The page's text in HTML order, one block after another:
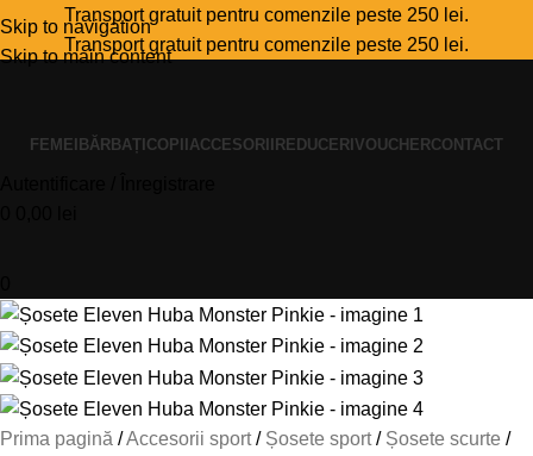
Skip to navigation
Skip to main content
Transport gratuit pentru comenzile peste 250 lei.
Transport gratuit pentru comenzile peste 250 lei.
FEMEI BĂRBAȚI COPII ACCESORII REDUCERI VOUCHERCONTACT
Prima pagină Accesorii sport Șosete sport
Șosete scurte